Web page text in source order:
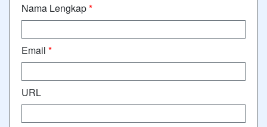
Nama Lengkap*
Email *
URL